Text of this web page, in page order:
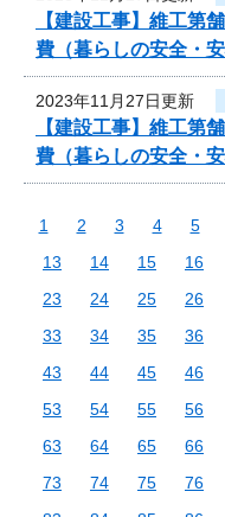
【建設工事】維工第
費（暮らしの安全・
2023年11月27日更新
【建設工事】維工第
費（暮らしの安全・
1 2 3 4 5
13
14 15 16
23
24 25 26
33
34 35 36
43
44 45 46
53
54 55 56
63
64 65 66
73
74 75 76